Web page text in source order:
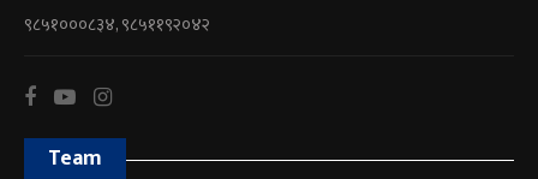
९८५१०००८३४, ९८५११९२०४२
Team